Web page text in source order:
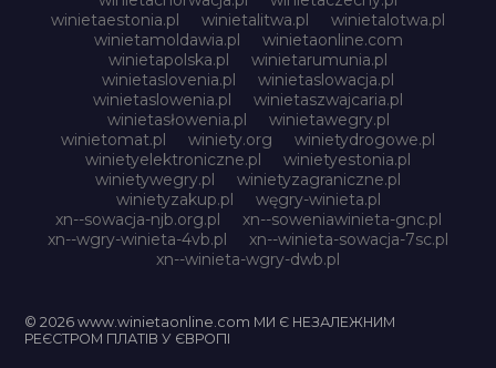
winietaestonia.pl
winietalitwa.pl
winietalotwa.pl
winietamoldawia.pl
winietaonline.com
winietapolska.pl
winietarumunia.pl
winietaslovenia.pl
winietaslowacja.pl
winietaslowenia.pl
winietaszwajcaria.pl
winietasłowenia.pl
winietawegry.pl
winietomat.pl
winiety.org
winietydrogowe.pl
winietyelektroniczne.pl
winietyestonia.pl
winietywegry.pl
winietyzagraniczne.pl
winietyzakup.pl
węgry-winieta.pl
xn--sowacja-njb.org.pl
xn--soweniawinieta-gnc.pl
xn--wgry-winieta-4vb.pl
xn--winieta-sowacja-7sc.pl
xn--winieta-wgry-dwb.pl
© 2026 www.winietaonline.com МИ Є НЕЗАЛЕЖНИМ
РЕЄСТРОМ ПЛАТІВ У ЄВРОПІ